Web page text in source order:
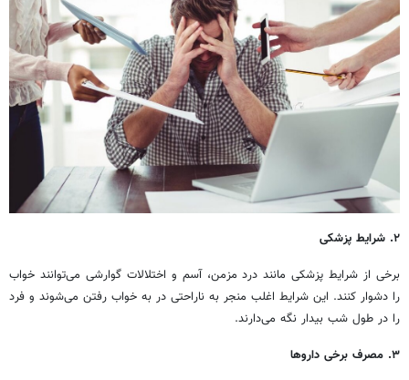
۲. شرایط پزشکی
برخی از شرایط پزشکی مانند درد مزمن، آسم و اختلالات گوارشی می‌توانند خواب
را دشوار کنند. این شرایط اغلب منجر به ناراحتی در به خواب رفتن می‌شوند و فرد
را در طول شب بیدار نگه می‌دارند.
۳. مصرف برخی داروها